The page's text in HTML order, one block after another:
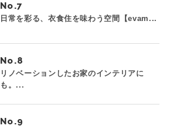
No.
日常を彩る、衣食住を味わう空間【evam...
No.
リノベーションしたお家のインテリアに
も。...
No.